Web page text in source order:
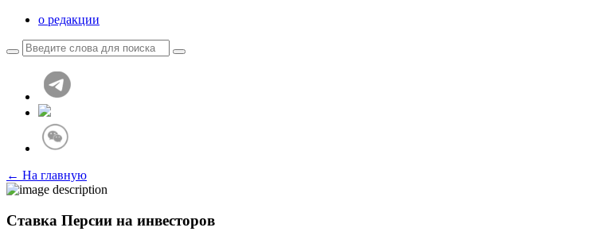
о редакции
← На главную
Ставка Персии на инвесторов